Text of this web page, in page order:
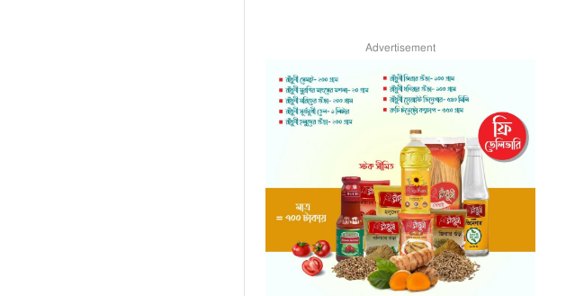
Advertisement